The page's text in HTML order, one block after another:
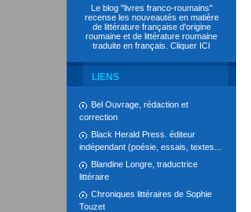
Le blog "livres franco-roumains"
recense les nouveautés en matière
de littérature française d'origine
roumaine et de littérature roumaine
traduite en français. Cliquer ICI
LIENS
Bel Ouvrage, rédaction et
correction
Black Herald Press. éditeur
indépendant (poésie, essais, textes...
Blandine Longre, traductrice
littéraire
Chroniques littéraires de Sophie
Touzet